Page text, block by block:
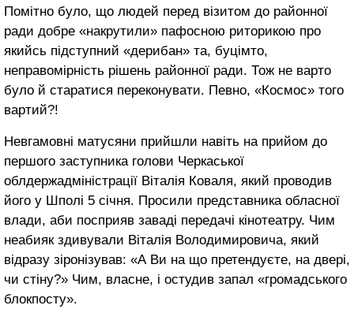
Помітно було, що людей перед візитом до районної
ради добре «накрутили» пафосною риторикою про
якийсь підступний «дерибан» та, буцімто,
неправомірність рішень районної ради. Тож не варто
було й старатися переконувати. Певно, «Космос» того
вартий?!
Невгамовні матусяни прийшли навіть на прийом до
першого заступника голови Черкаської
облдержадміністрації Віталія Коваля, який проводив
його у Шполі 5 січня. Просили представника обласної
влади, аби посприяв заваді передачі кінотеатру. Чим
неабияк здивували Віталія Володимировича, який
відразу зіронізував: «А Ви на що претендуєте, на двері,
чи стіну?» Чим, власне, і остудив запал «громадського
блокпосту».